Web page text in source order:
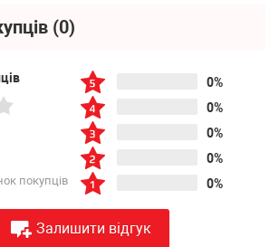
(0)
покупців
0%
0%
0%
0%
0%
Залишити відгук